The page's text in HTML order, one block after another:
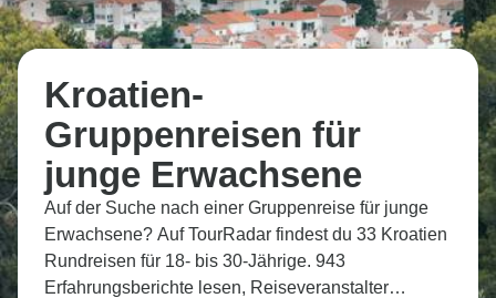
Kroatien-
Gruppenreisen für
junge Erwachsene
Auf der Suche nach einer Gruppenreise für junge
Erwachsene? Auf TourRadar findest du 33 Kroatien
Rundreisen für 18- bis 30-Jährige. 943
Erfahrungsberichte lesen, Reiseveranstalter